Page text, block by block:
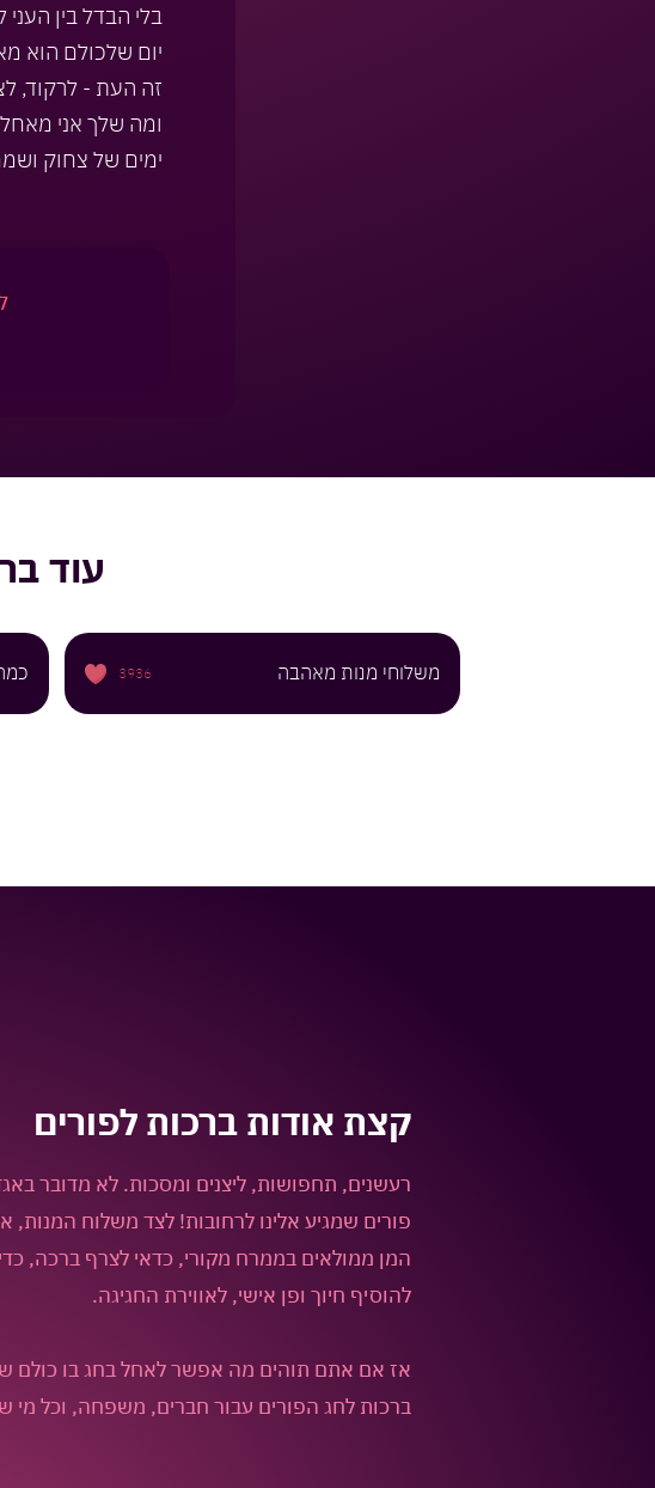
בלי הבדל בין העני
יום שלכולם הוא
זה העת - לרקוד,
ומה שלך אני
ימים של צחוק
עוד
משלוחי מנות מאהבה 3936
קצת אודות ברכות לפורים
רעשנים, תחפושות, ליצנים ומסכות. לא מדובר
פורים שמגיע אלינו לרחובות! לצד משלוח המנות,
המן ממולאים בממרח מקורי, כדאי לצרף ברכה,
להוסיף חיוך ופן אישי, לאווירת החגיגה.
אז אם אתם תוהים מה אפשר לאחל בחג בו כולם
ברכות לחג הפורים עבור חברים, משפחה, וכל מי